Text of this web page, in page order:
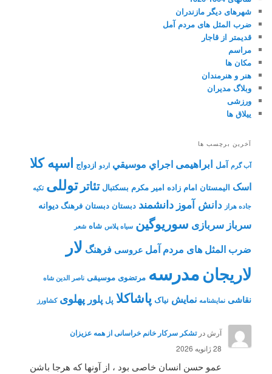
شهرهای دیگر مازندران
ضرب المثل های مردم آمل
قدیمتر از قاجار
مراسم
مکان ها
هنر و هنرمندان
وبلاگ مدیران
ورزشی
ییلاق ها
آخرین برچسب ها
آب گرم آمل ابراهیمی اجراي موسيقي اردو ازدواج اسپه کلا
اسک الیمستان امام زاده امیر مکرم بسکتبال تئاتر توللی تکیه
جاده هراز دانش آموز دانشمند دبستان دبستان فرهنگ دیوانه
سرباز سربازی سوریوگین سیاه پلاس شاه شعر
ضرب المثل های مردم آمل عروسی فرهنگ لار
لاریجانمدرسه مرتضوی موسیقی ناصر الدین شاه
نقاشی نمايشنامه نمایش نیاک پاشاکلا پل پلور پهلوی کشاورز
آرش درتشکر سرکار خانم خراسانی از همه عزیزان
28 ژانویه 2026
عمو حسن انسان خاصی بود ، از آونها که هرجا باشن